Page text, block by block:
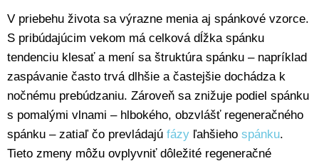
V priebehu života sa výrazne menia aj spánkové vzorce.
S pribúdajúcim vekom má celková dĺžka spánku
tendenciu klesať a mení sa štruktúra spánku – napríklad
zaspávanie často trvá dlhšie a častejšie dochádza k
nočnému prebúdzaniu. Zároveň sa znižuje podiel spánku
s pomalými vlnami – hlbokého, obzvlášť regeneračného
spánku – zatiaľ čo prevládajú fázy ľahšieho spánku.
Tieto zmeny môžu ovplyvniť dôležité regeneračné